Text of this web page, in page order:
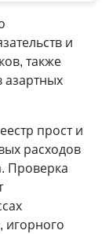
и
также
прост и
расходов
Проверка
игорного